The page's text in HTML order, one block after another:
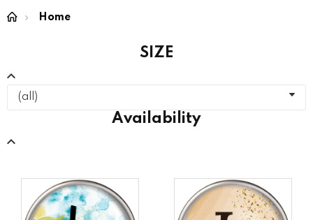
Home
SIZE
(all)
Availability